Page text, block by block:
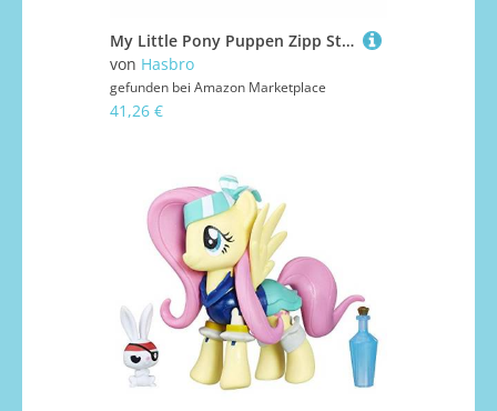
My Little Pony Puppen Zipp Storm Wing Surprise, 5.5 Inch My Little Pony Spielzeug mit Flügeln und Zubehör, Spielzeug für 5 Jahre alte Mädchen und Jungen
von Hasbro
gefunden bei Amazon Marketplace
41,26 €